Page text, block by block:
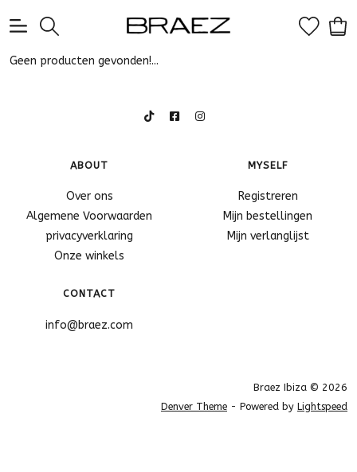
Geen producten gevonden!...
ABOUT
Over ons
Algemene Voorwaarden
privacyverklaring
Onze winkels
MYSELF
Registreren
Mijn bestellingen
Mijn verlanglijst
CONTACT
info@braez.com
Braez Ibiza © 2026
Denver Theme - Powered by Lightspeed